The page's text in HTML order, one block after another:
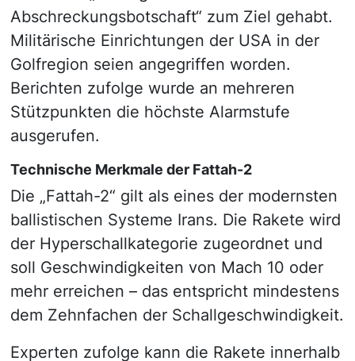
Abschreckungsbotschaft“ zum Ziel gehabt.
Militärische Einrichtungen der USA in der
Golfregion seien angegriffen worden.
Berichten zufolge wurde an mehreren
Stützpunkten die höchste Alarmstufe
ausgerufen.
Technische Merkmale der Fattah-2
Die „Fattah-2“ gilt als eines der modernsten
ballistischen Systeme Irans. Die Rakete wird
der Hyperschallkategorie zugeordnet und
soll Geschwindigkeiten von Mach 10 oder
mehr erreichen – das entspricht mindestens
dem Zehnfachen der Schallgeschwindigkeit.
Experten zufolge kann die Rakete innerhalb